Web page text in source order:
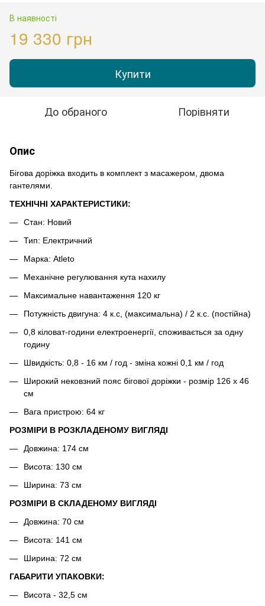
В наявності
19 330 грн
Купити
До обраного Порівняти
Опис
Бігова доріжка входить в комплект з масажером, двома
гантелями.
ТЕХНІЧНІ ХАРАКТЕРИСТИКИ:
Стан: Новий
Тип: Електричний
Марка: Atleto
Механічне регулювання кута нахилу
Максимальне навантаження 120 кг
Потужність двигуна: 4 к.с, (максимальна) / 2 к.с. (постійна)
0,8 кіловат-години електроенергії, споживається за одну
годину
Швидкість: 0,8 - 16 км / год - зміна кожні 0,1 км / год
Широкий нековзний пояс бігової доріжки - розмір 126 х 46
см
Вага пристрою: 64 кг
РОЗМІРИ В РОЗКЛАДЕНОМУ ВИГЛЯДІ
Довжина: 174 см
Висота: 130 см
Ширина: 73 см
РОЗМІРИ В СКЛАДЕНОМУ ВИГЛЯДІ
Довжина: 70 см
Висота: 141 см
Ширина: 72 см
ГАБАРИТИ УПАКОВКИ:
Висота - 32,5 см